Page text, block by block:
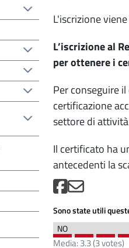
L'iscrizione
L’iscrizione al
per ottenere i
Per conseguire
certificazione
settore di
Il certificato ha
antecedenti la
Sono state utili
Media:3.3(3votes)